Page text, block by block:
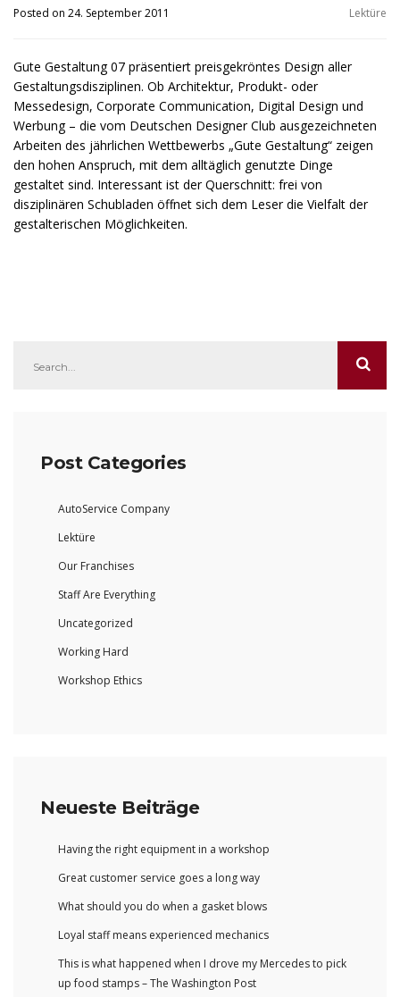
Posted on 24. September 2011 Lektüre
Gute Gestaltung 07 präsentiert preisgekröntes Design aller
Gestaltungsdisziplinen. Ob Architektur, Produkt- oder
Messedesign, Corporate Communication, Digital Design und
Werbung – die vom Deutschen Designer Club ausgezeichneten
Arbeiten des jährlichen Wettbewerbs „Gute Gestaltung“ zeigen
den hohen Anspruch, mit dem alltäglich genutzte Dinge
gestaltet sind. Interessant ist der Querschnitt: frei von
disziplinären Schubladen öffnet sich dem Leser die Vielfalt der
gestalterischen Möglichkeiten.
Post Categories
AutoService Company
Lektüre
Our Franchises
Staff Are Everything
Uncategorized
Working Hard
Workshop Ethics
Neueste Beiträge
Having the right equipment in a workshop
Great customer service goes a long way
What should you do when a gasket blows
Loyal staff means experienced mechanics
This is what happened when I drove my Mercedes to pick
up food stamps – The Washington Post